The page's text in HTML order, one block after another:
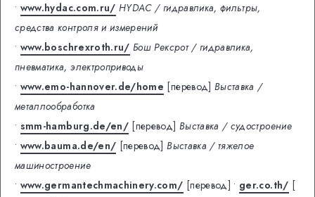
• www.hydac.com.ru/ HYDAC / гидравлика, фильтры,
средства контроля и измерений
• www.boschrexroth.ru/ Бош Рексрот / гидравлика,
пневматика, электроприводы
• www.emo-hannover.de/home [перевод] Выставка /
металлообработка
• smm-hamburg.de/en/ [перевод] Выставка / судостроение
• www.bauma.de/en/ [перевод] Выставка / тяжелое
машиностроение
• www.germantechmachinery.com/ [перевод] • ger.co.th/ [